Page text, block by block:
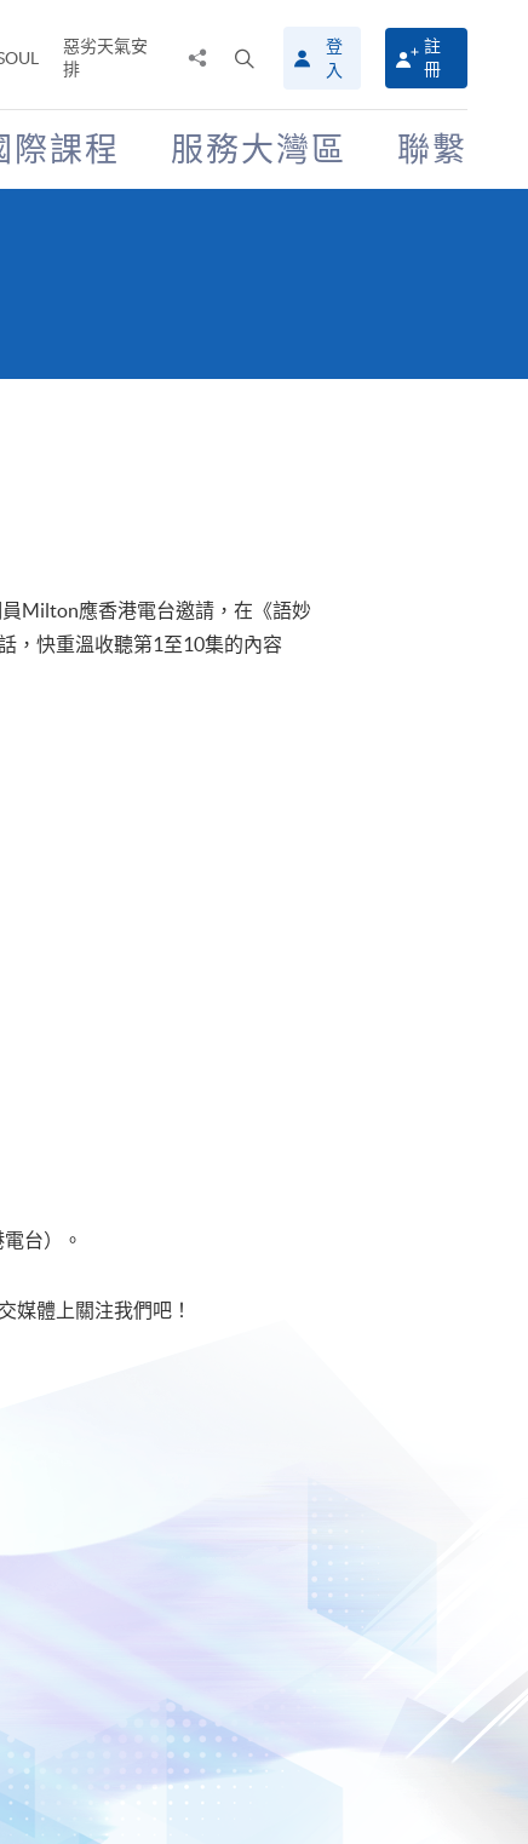
惡劣天氣安
排
搜
尋
介
面
登
入
註
冊
際課程 服務大灣區 聯繫
Milton應香港電台邀請，在《語妙
，快重溫收聽第1至10集的內容
台）。
媒體上關注我們吧！